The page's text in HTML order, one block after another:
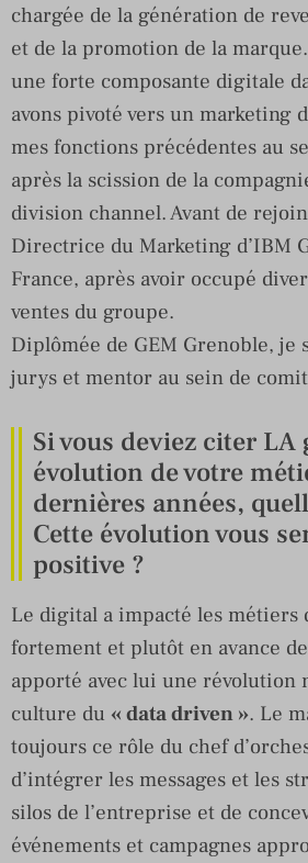
chargée de la génération de
et de la promotion de la
une forte composante digitale
avons pivoté vers un marketing
mes fonctions précédentes au
après la scission de la
division channel. Avant de
Directrice du Marketing d’IBM
France, après avoir occupé
ventes du groupe.
Diplômée de GEM Grenoble, je
jurys et mentor au sein de
Si vous deviez citer LA
évolution de votre
dernières années,
Cette évolution vous
positive ?
Le digital a impacté les métiers
fortement et plutôt en avance
apporté avec lui une révolution
culture du « data driven ». Le
toujours ce rôle du chef
d’intégrer les messages et les
silos de l’entreprise et de
événements et campagnes